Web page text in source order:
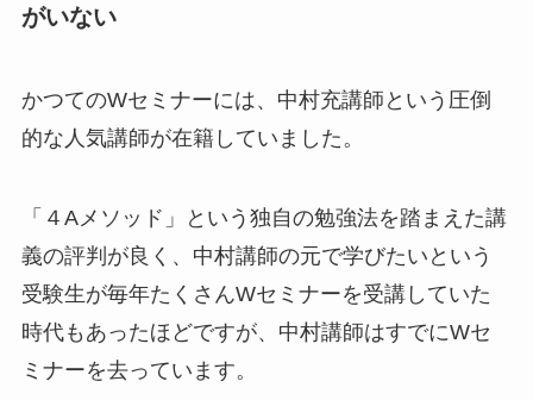
がいない
かつてのWセミナーには、中村充講師という圧倒
的な人気講師が在籍していました。
「４Aメソッド」という独自の勉強法を踏まえた講
義の評判が良く、中村講師の元で学びたいという
受験生が毎年たくさんWセミナーを受講していた
時代もあったほどですが、中村講師はすでにWセ
ミナーを去っています。